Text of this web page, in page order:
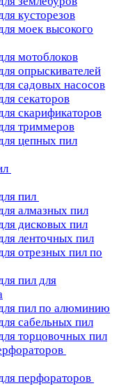
кусторезов
моек высокого
мотоблоков
опрыскивателей
садовых насосов
секаторов
скарификаторов
триммеров
цепных пил
пил
алмазных пил
дисковых пил
ленточных пил
отрезных пил по
пил для
пил по алюминию
сабельных пил
торцовочных пил
перфораторов